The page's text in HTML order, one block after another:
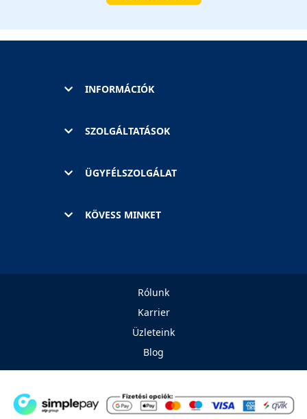
INFORMÁCIÓK
SZOLGÁLTATÁSOK
ÜGYFÉLSZOLGÁLAT
KÖVESS MINKET
Rólunk
Karrier
Üzleteink
Blog